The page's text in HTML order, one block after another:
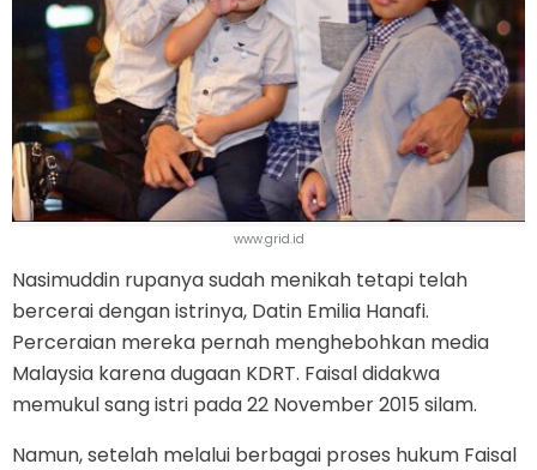
www.grid.id
Nasimuddin rupanya sudah menikah tetapi telah
bercerai dengan istrinya, Datin Emilia Hanafi.
Perceraian mereka pernah menghebohkan media
Malaysia karena dugaan KDRT. Faisal didakwa
memukul sang istri pada 22 November 2015 silam.
Namun, setelah melalui berbagai proses hukum Faisal